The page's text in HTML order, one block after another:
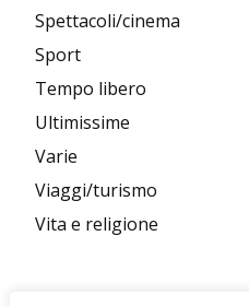
Spettacoli/cinema
Sport
Tempo libero
Ultimissime
Varie
Viaggi/turismo
Vita e religione